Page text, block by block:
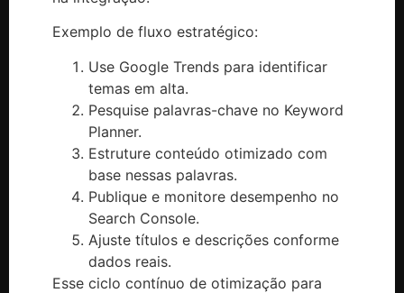
Exemplo de fluxo estratégico:
Use Google Trends para identificar
temas em alta.
Pesquise palavras-chave no Keyword
Planner.
Estruture conteúdo otimizado com
base nessas palavras.
Publique e monitore desempenho no
Search Console.
Ajuste títulos e descrições conforme
dados reais.
Esse ciclo contínuo de otimização para